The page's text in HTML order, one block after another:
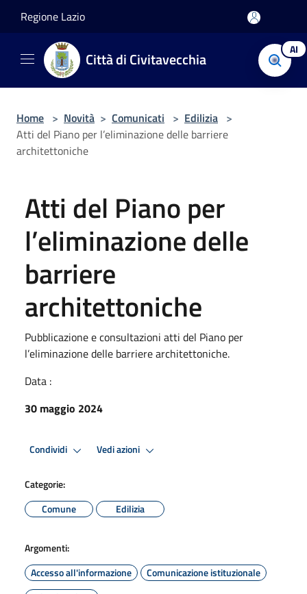
Regione Lazio
Città di Civitavecchia AI
Home > Novità > Comunicati > Edilizia >
Atti del Piano per l’eliminazione delle barriere
architettoniche
Atti del Piano per
l’eliminazione delle
barriere
architettoniche
Pubblicazione e consultazioni atti del Piano per
l’eliminazione delle barriere architettoniche.
Data :
30 maggio 2024
Condividi Vedi azioni
Categorie:
Comune
Edilizia
Argomenti:
Accesso all'informazione
Comunicazione istituzionale